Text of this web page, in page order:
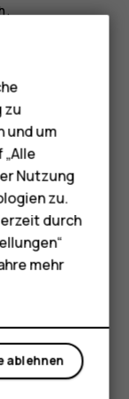
Farbe kann
werden.
sollten
speichern,
oder dem
schriftlich
warm
Das Gerät
auch das
Programme
das Gerät bei
nicht
zu
und um
Nutzung
zu.
durch
mehr
ablehnen